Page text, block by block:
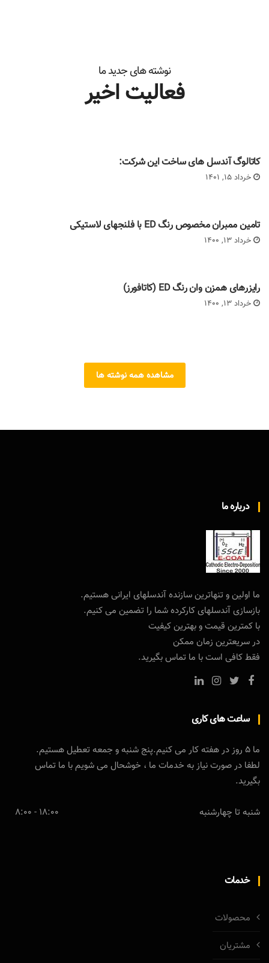
نوشته های جدید ما
فعالیت اخیر
کاتالوگ آندسل های ساخت این شرکت:
خرداد 15, 1401
تامین ممبران مخصوص رنگ ED با فلنجهای لاستیکی
خرداد 13, 1400
رایزرهای همزن وان رنگ ED (کاتافورز)
خرداد 13, 1400
مشاهده همه نوشته ها
درباره ما
ما اولین و تنهاترین سازنده آندسلهای ایرانی هستیم.
بازسازی آندسلهای کارکرده شما را تضمین می کنیم.
با کمترین قیمت و بهترین کیفیت
در سریعترین زمان ممکن
فقط کافی است با ما تماس بگیرید.
ساعت های کاری
ما 5 روز در هفته کار می کنیم.پنج شنبه و جمعه تعطیل هستیم.
لطفا در صورت نیاز به خدمات ما ، خوشحال می شویم با ما تماس
بگیرید.
شنبه تا چهارشنبه 18:00 - 8:00
خدمات
محصولات
مشتریان